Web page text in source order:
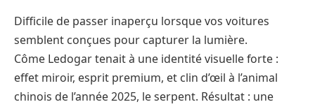
Difficile de passer inaperçu lorsque vos voitures
semblent conçues pour capturer la lumière.
Côme Ledogar tenait à une identité visuelle forte :
effet miroir, esprit premium, et clin d’œil à l’animal
chinois de l’année 2025, le serpent. Résultat : une